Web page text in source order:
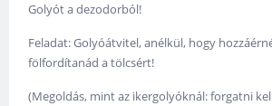
Golyót a dezodorból!
Feladat: Golyóátvitel, anélkül, hogy
fölfordítanád a tölcsért!
(Megoldás, mint az ikergolyóknál: forgatni